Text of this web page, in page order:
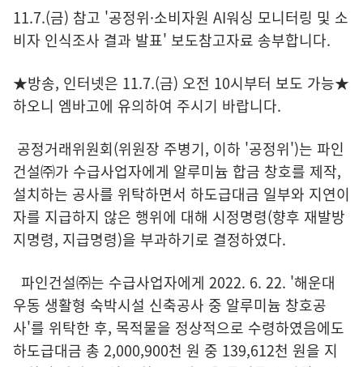
11.7.(금) 참고 '공정위·소비자원 AI워싱 모니터링 및 소
비자 인식조사 결과 발표' 보도참고자료 송부합니다.
★방송, 인터넷은 11.7.(금) 오전 10시부터 보도 가능★
하오니 엠바고에 유의하여 주시기 바랍니다.
공정거래위원회(위원장 주병기, 이하 '공정위')는 파인
건설㈜가 수급사업자에게 알루미늄 합금 창호를 제작,
설치하는 공사를 위탁하면서 하도급대금 일부와 지연이
자를 지급하지 않은 행위에 대해 시정명령(향후 재발방
지명령, 지급명령)을 부과하기로 결정하였다.
파인건설㈜는 수급사업자에게 2022. 6. 22. '해운대
우동 생활형 숙박시설 신축공사 중 알루미늄 창호공
사'를 위탁한 후, 목적물을 정상적으로 수령하였음에도
하도급대금 총 2,000,900천 원 중 139,612천 원을 지